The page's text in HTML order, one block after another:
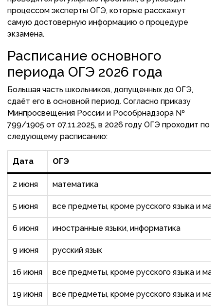
процессом эксперты ОГЭ, которые расскажут
самую достоверную информацию о процедуре
экзамена.
Расписание основного
периода ОГЭ 2026 года
Большая часть школьников, допущенных до ОГЭ,
сдаёт его в основной период. Согласно приказу
Минпросвещения России и Рособрнадзора №
799/1905 от 07.11.2025, в 2026 году ОГЭ проходит по
следующему расписанию:
Дата ОГЭ
2 июня математика
5 июня все предметы, кроме русского языка и
6 июня иностранные языки, информатика
9 июня русский язык
16 июня все предметы, кроме русского языка и
19 июня все предметы, кроме русского языка и